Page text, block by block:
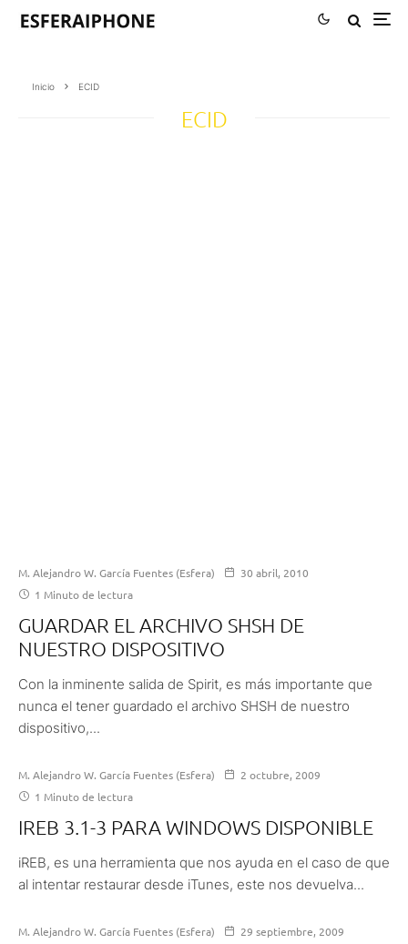
Inicio ECID
ECID
M. Alejandro W. García Fuentes (Esfera)
30 abril, 2010
1 Minuto de lectura
GUARDAR EL ARCHIVO SHSH DE
NUESTRO DISPOSITIVO
Con la inminente salida de Spirit, es más importante que
nunca el tener guardado el archivo SHSH de nuestro
dispositivo,...
M. Alejandro W. García Fuentes (Esfera)
2 octubre, 2009
1 Minuto de lectura
IREB 3.1-3 PARA WINDOWS DISPONIBLE
iREB, es una herramienta que nos ayuda en el caso de que
al intentar restaurar desde iTunes, este nos devuelva...
M. Alejandro W. García Fuentes (Esfera)
29 septiembre, 2009